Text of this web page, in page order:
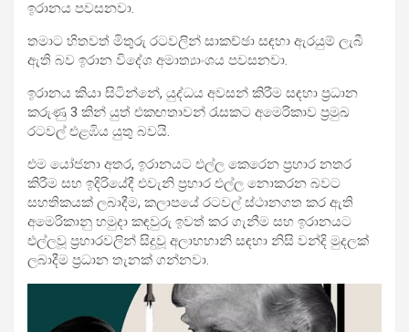
ඉරානය පවසනවා.
තමාට හිතවත් මිතුරු රටවලින් සාකච්ඡා සඳහා ඇරයුම් ලැබී
ඇති බව ඉරාන විදේශ අමාත්‍යාංශය පවසනවා.
ඉරානය කියා සිටින්නේ, යුද්ධය අවසන් කිරීම සඳහා ප්‍රධාන
කරුණු 3 කින් යුත් එකඟතාවන් රැසකට අමෙරිකාව ප්‍රමුඛ
රටවල් එළඹිය යුතු බවයි.
එම යෝජනා අතර, ඉරානයට එල්ල කෙරෙන ප්‍රහාර නතර
කිරීම සහ ඉදිරියේදී එවැනි ප්‍රහාර එල්ල නොකරන බවට
සහතිකයක් ලබාදීම, කලාපයේ රටවල් ස්ථානගත කර ඇති
අමෙරිකානු හමුදා කඳවුරු ඉවත් කර ගැනීම සහ ඉරානයට
එල්ලවූ ප්‍රහාරවලින් සිදුවූ අලාභහානි සඳහා නිසි වන්දි මුදලක්
ලබාදීම ප්‍රධාන තැනක් ගන්නවා.